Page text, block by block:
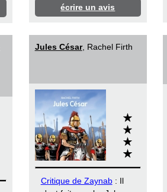
écrire un avis
Jules César, Rachel Firth
Critique de Zaynab: Il